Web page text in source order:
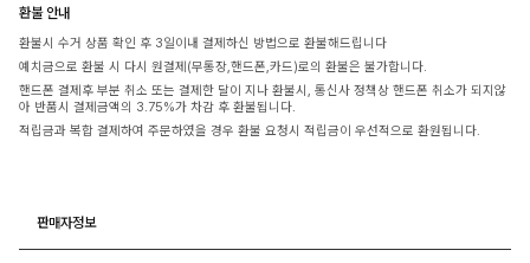
환불 안내
환불시 수거 상품 확인 후 3일이내 결제하신 방법으로 환불해드립니다
예치금으로 환불 시 다시 원결제(무통장,핸드폰,카드)로의 환불은 불가합니다.
핸드폰 결제후 부분 취소 또는 결제한 달이 지나 환불시, 통신사 정책상 핸드폰 취소가 되지않
아 반품시 결제금액의 3.75%가 차감 후 환불됩니다.
적립금과 복합 결제하여 주문하였을 경우 환불 요청시 적립금이 우선적으로 환원됩니다.
판매자정보